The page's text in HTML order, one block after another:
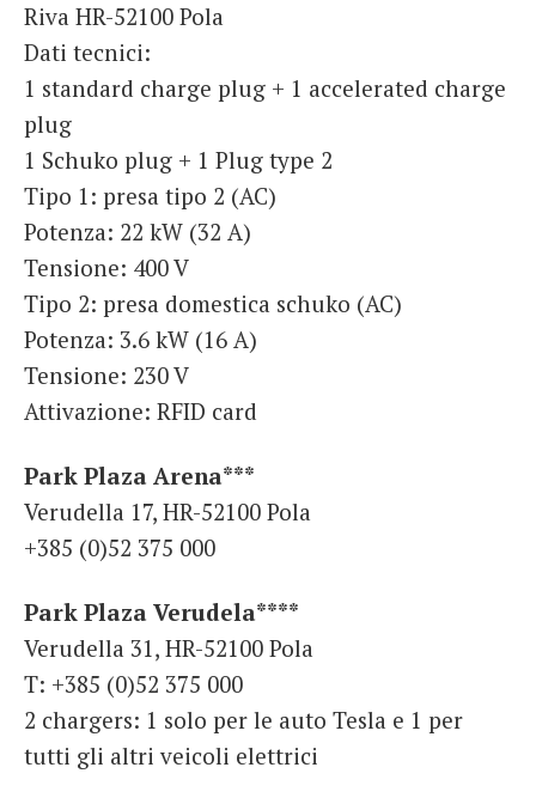
Riva HR-52100 Pola
Dati tecnici:
1 standard charge plug + 1 accelerated charge
plug
1 Schuko plug + 1 Plug type 2
Tipo 1: presa tipo 2 (AC)
Potenza: 22 kW (32 A)
Tensione: 400 V
Tipo 2: presa domestica schuko (AC)
Potenza: 3.6 kW (16 A)
Tensione: 230 V
Attivazione: RFID card
Park Plaza Arena***
Verudella 17, HR-52100 Pola
+385 (0)52 375 000
Park Plaza Verudela****
Verudella 31, HR-52100 Pola
T: +385 (0)52 375 000
2 chargers: 1 solo per le auto Tesla e 1 per
tutti gli altri veicoli elettrici